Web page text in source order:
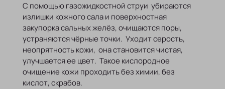
С помощью газожидкостной струи убираются
излишки кожного сала и поверхностная
закупорка сальных желёз, очищаются поры,
устраняются чёрные точки. Уходит серость,
неопрятность кожи, она становится чистая,
улучшается ее цвет. Такое кислородное
очищение кожи проходить без химии, без
кислот, скрабов.